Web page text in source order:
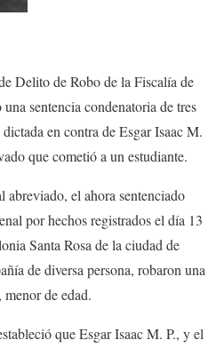
Delito de Robo de la Fiscalía de
sentencia condenatoria de tres
en contra de Esgar Isaac M.
que cometió a un estudiante.
abreviado, el ahora sentenciado
por hechos registrados el día 13
Santa Rosa de la ciudad de
de diversa persona, robaron una
de edad.
que Esgar Isaac M. P., y el